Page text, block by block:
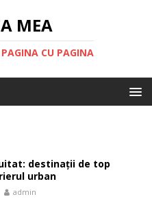
MEA
CU PAGINA
destinații de top
urban
admin